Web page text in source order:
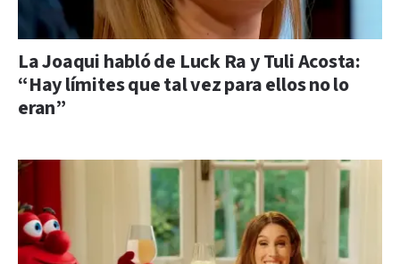
La Joaqui habló de Luck Ra y Tuli Acosta:
“Hay límites que tal vez para ellos no lo
eran”